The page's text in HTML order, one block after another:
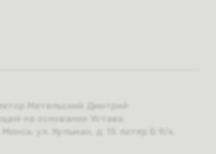
Метельский Дмитрий
на основании Устава.
ул. Кульман, д. 15 литер Б 9/к.